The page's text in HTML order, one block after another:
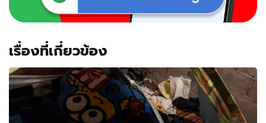
ได้
เลข
ตัว
เรื่องที่เกี่ยวข้อง